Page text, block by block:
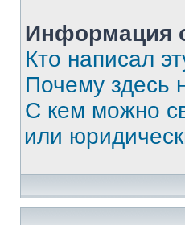
Информация
Кто написал
Почему здесь
С кем можно
или